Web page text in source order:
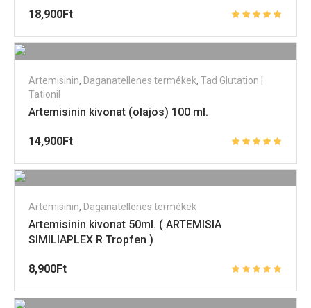
18,900Ft
Artemisinin, Daganatellenes termékek,Tad Glutation |
Tationil
Artemisinin kivonat (olajos) 100 ml.
14,900Ft
Artemisinin, Daganatellenes termékek
Artemisinin kivonat 50ml. ( ARTEMISIA
SIMILIAPLEX R Tropfen )
8,900Ft